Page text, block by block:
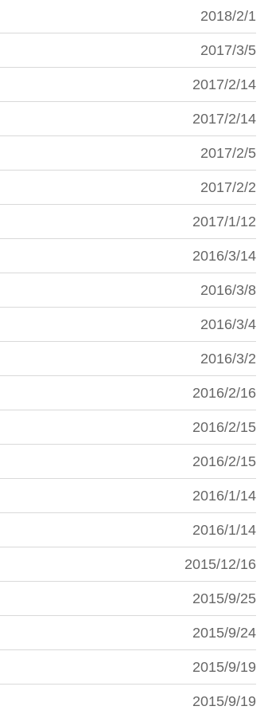
2018/2/1
2017/3/5
2017/2/14
2017/2/14
2017/2/5
2017/2/2
2017/1/12
2016/3/14
2016/3/8
2016/3/4
2016/3/2
2016/2/16
2016/2/15
2016/2/15
2016/1/14
2016/1/14
2015/12/16
2015/9/25
2015/9/24
2015/9/19
2015/9/19